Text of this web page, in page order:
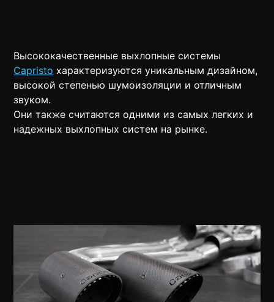
Высококачественные выхлопные системы
Capristo характеризуются уникальным дизайном,
высокой степенью шумоизоляции и отличным
звуком.
Они также считаются одними из самых легких и
надежных выхлопных систем на рынке.